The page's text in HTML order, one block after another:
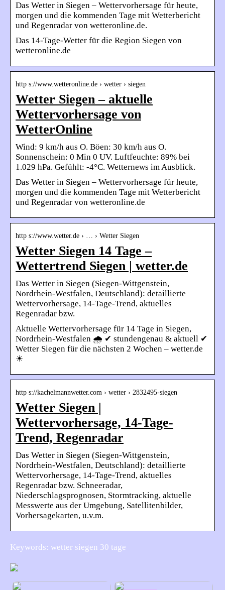
Das Wetter in Siegen – Wettervorhersage für heute,
morgen und die kommenden Tage mit Wetterbericht
und Regenradar von wetteronline.de.
Das 14-Tage-Wetter für die Region Siegen von
wetteronline.de
http s://www.wetteronline.de › wetter › siegen
Wetter Siegen – aktuelle
Wettervorhersage von
WetterOnline
Wind: 9 km/h aus O. Böen: 30 km/h aus O.
Sonnenschein: 0 Min 0 UV. Luftfeuchte: 89% bei
1.029 hPa. Gefühlt: -4°C. Wetternews im Ausblick.
Das Wetter in Siegen – Wettervorhersage für heute,
morgen und die kommenden Tage mit Wetterbericht
und Regenradar von wetteronline.de
http s://www.wetter.de › … › Wetter Siegen
Wetter Siegen 14 Tage –
Wettertrend Siegen | wetter.de
Das Wetter in Siegen (Siegen-Wittgenstein,
Nordrhein-Westfalen, Deutschland): detaillierte
Wettervorhersage, 14-Tage-Trend, aktuelles
Regenradar bzw.
Aktuelle Wettervorhersage für 14 Tage in Siegen,
Nordrhein-Westfalen 🌧️ ✔ stundengenau & aktuell ✔
Wetter Siegen für die nächsten 2 Wochen – wetter.de
☀
http s://kachelmannwetter.com › wetter › 2832495-siegen
Wetter Siegen |
Wettervorhersage, 14-Tage-
Trend, Regenradar
Das Wetter in Siegen (Siegen-Wittgenstein,
Nordrhein-Westfalen, Deutschland): detaillierte
Wettervorhersage, 14-Tage-Trend, aktuelles
Regenradar bzw. Schneeradar,
Niederschlagsprognosen, Stormtracking, aktuelle
Messwerte aus der Umgebung, Satellitenbilder,
Vorhersagekarten, u.v.m.
Keywords: wetter siegen 30 tage